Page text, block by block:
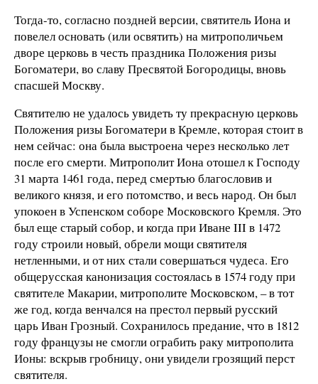
Тогда-то, согласно поздней версии, святитель Иона и
повелел основать (или освятить) на митрополичьем
дворе церковь в честь праздника Положения ризы
Богоматери, во славу Пресвятой Богородицы, вновь
спасшей Москву.
Святителю не удалось увидеть ту прекрасную церковь
Положения ризы Богоматери в Кремле, которая стоит в
нем сейчас: она была выстроена через несколько лет
после его смерти. Митрополит Иона отошел к Господу
31 марта 1461 года, перед смертью благословив и
великого князя, и его потомство, и весь народ. Он был
упокоен в Успенском соборе Московского Кремля. Это
был еще старый собор, и когда при Иване III в 1472
году строили новый, обрели мощи святителя
нетленными, и от них стали совершаться чудеса. Его
общерусская канонизация состоялась в 1574 году при
святителе Макарии, митрополите Московском, – в тот
же год, когда венчался на престол первый русский
царь Иван Грозный. Сохранилось предание, что в 1812
году французы не смогли ограбить раку митрополита
Ионы: вскрыв гробницу, они увидели грозящий перст
святителя.